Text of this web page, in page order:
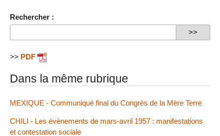
Rechercher :
>> PDF
Dans la même rubrique
MEXIQUE - Communiqué final du Congrès de la Mère Terre
CHILI - Les évènements de mars-avril 1957 : manifestations
et contestation sociale